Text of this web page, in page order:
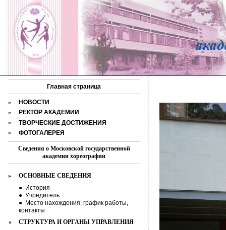
Главная страница
»
НОВОСТИ
»
РЕКТОР АКАДЕМИИ
»
ТВОРЧЕСКИЕ ДОСТИЖЕНИЯ
»
ФОТОГАЛЕРЕЯ
Сведения о Московской государственной
академии хореографии
»
ОСНОВНЫЕ СВЕДЕНИЯ
● История
● Учредитель
● Место нахождения, график работы,
контакты
»
СТРУКТУРА И ОРГАНЫ УПРАВЛЕНИЯ